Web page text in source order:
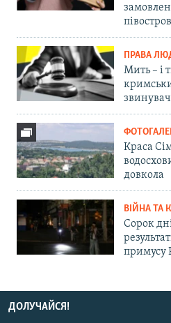
ПРАВА
Мить – і
Краса
довкола
ВІЙНА ТА
Сорок
примусу
ДОЛУЧАЙСЯ!